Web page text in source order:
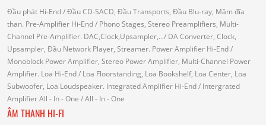
Đầu phát Hi-End/ Đầu CD-SACD, Đầu Transports, Đầu Blu-ray, Mâm đĩa
than. Pre-Amplifier Hi-End/ Phono Stages, Stereo Preamplifiers, Multi-
Channel Pre-Amplifier. DAC,Clock,Upsampler,.../ DA Converter, Clock,
Upsampler, Đầu Network Player, Streamer. Power Amplifier Hi-End/
Monoblock Power Amplifier, Stereo Power Amplifier, Multi-Channel Power
Amplifier. Loa Hi-End/ Loa Floorstanding, Loa Bookshelf, Loa Center, Loa
Subwoofer, Loa Loudspeaker. Integrated Amplifier Hi-End/ Intergrated
AmplifierAll - In - One / All - In - One
ÂM THANH HI-FI